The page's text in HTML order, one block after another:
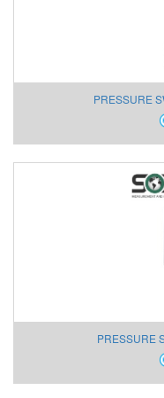
PRESSURE
PRESSURE